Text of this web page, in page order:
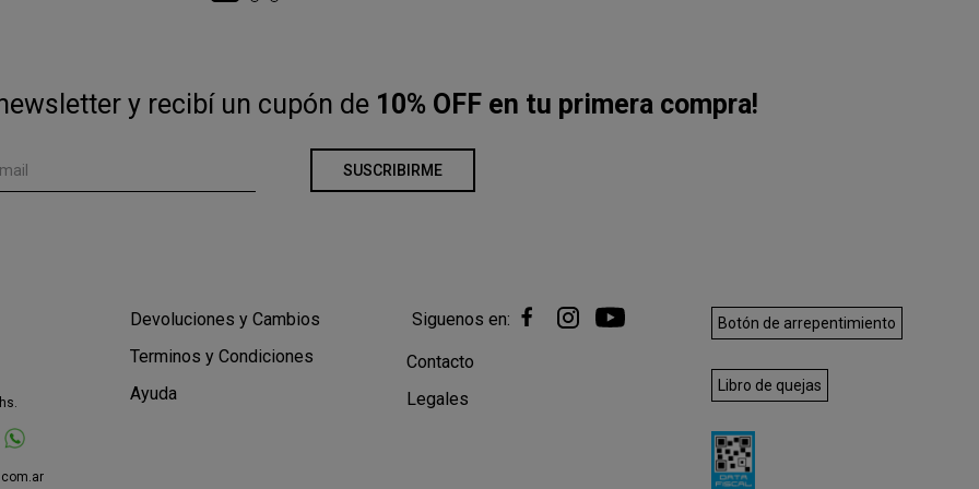
y recibí un cupón de 10% OFF en tu primera compra!
SUSCRIBIRME
Devoluciones y Cambios
Terminos y Condiciones
Ayuda
Siguenos en:
Contacto
Legales
Botón de arrepentimiento
Libro de quejas